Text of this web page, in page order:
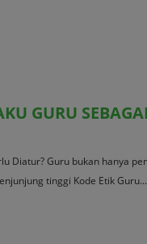
GURU
Diatur? Guru bukan hanya
tinggi Kode Etik